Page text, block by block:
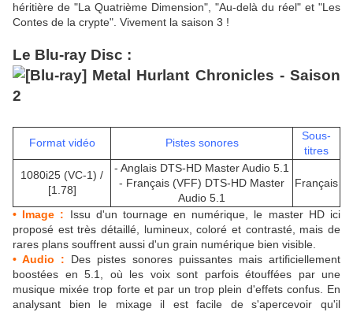
héritière de "La Quatrième Dimension", "Au-delà du réel" et "Les
Contes de la crypte". Vivement la saison 3 !
Le Blu-ray Disc :
Format vidéo Pistes sonores
Sous-
titres
1080i25 (VC-1) /
[1.78]
- Anglais DTS-HD Master Audio 5.1
- Français (VFF) DTS-HD Master
Audio 5.1
Français
• Image : Issu d'un tournage en numérique, le master HD ici
proposé est très détaillé, lumineux, coloré et contrasté, mais de
rares plans souffrent aussi d'un grain numérique bien visible.
• Audio : Des pistes sonores puissantes mais artificiellement
boostées en 5.1, où les voix sont parfois étouffées par une
musique mixée trop forte et par un trop plein d'effets confus. En
analysant bien le mixage il est facile de s'apercevoir qu'il